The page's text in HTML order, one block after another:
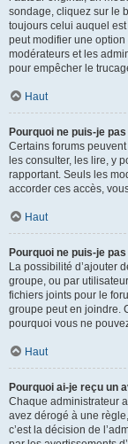
sondage, cliquez sur le
toujours celui auquel est
peut modifier une
modérateurs et les
pour empêcher le
Haut
Pourquoi ne puis-je
Certains forums
les consulter, les lire, y
rapportant. Seuls les
accorder ces accès,
Haut
Pourquoi ne puis-je
La possibilité d’ajouter
groupe, ou par
fichiers joints pour le
groupe peut en joindre.
pourquoi vous ne
Haut
Pourquoi ai-je reçu un
Chaque administrateur
avez dérogé à une
c’est la décision de